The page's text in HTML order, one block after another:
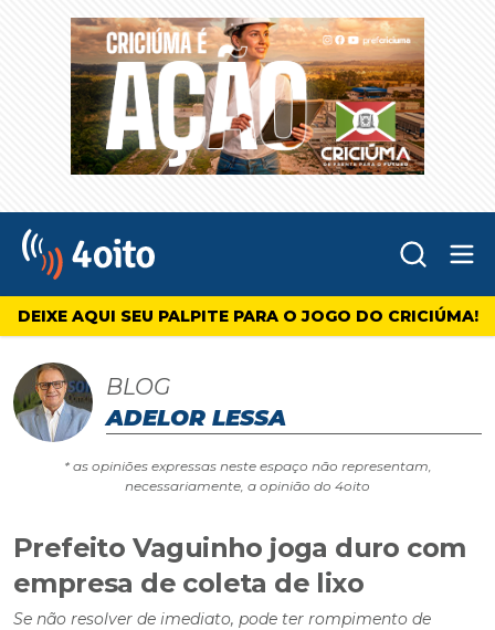
4oito
DEIXE AQUI SEU PALPITE PARA O JOGO DO CRICIÚMA!
BLOG
ADELOR LESSA
* as opiniões expressas neste espaço não representam,
necessariamente, a opinião do 4oito
Prefeito Vaguinho joga duro com
empresa de coleta de lixo
Se não resolver de imediato, pode ter rompimento de